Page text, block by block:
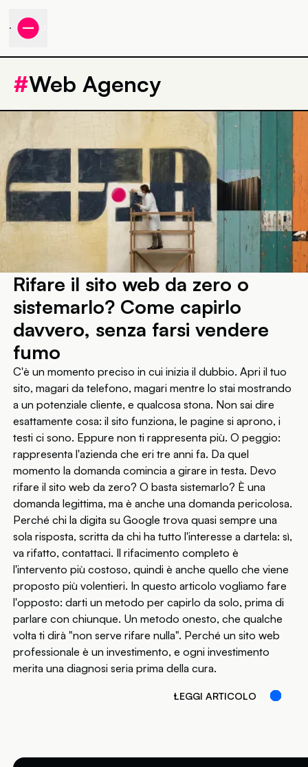
MENU
#Web Agency
Rifare il sito web da zero o
sistemarlo? Come capirlo
davvero, senza farsi vendere
fumo
C'è un momento preciso in cui inizia il dubbio. Apri il tuo
sito, magari da telefono, magari mentre lo stai mostrando
a un potenziale cliente, e qualcosa stona. Non sai dire
esattamente cosa: il sito funziona, le pagine si aprono, i
testi ci sono. Eppure non ti rappresenta più. O peggio:
rappresenta l'azienda che eri tre anni fa. Da quel
momento la domanda comincia a girare in testa. Devo
rifare il sito web da zero? O basta sistemarlo? È una
domanda legittima, ma è anche una domanda pericolosa.
Perché chi la digita su Google trova quasi sempre una
sola risposta, scritta da chi ha tutto l'interesse a dartela: sì,
va rifatto, contattaci. Il rifacimento completo è
l'intervento più costoso, quindi è anche quello che viene
proposto più volentieri. In questo articolo vogliamo fare
l'opposto: darti un metodo per capirlo da solo, prima di
parlare con chiunque. Un metodo onesto, che qualche
volta ti dirà "non serve rifare nulla". Perché un sito web
professionale è un investimento, e ogni investimento
merita una diagnosi seria prima della cura.
LEGGI ARTICOLO